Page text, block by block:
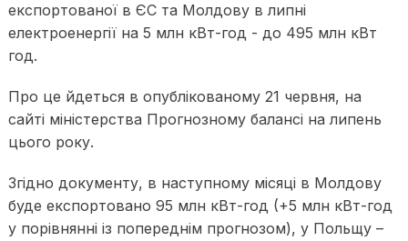
експортованої в ЄС та Молдову в липні
електроенергії на 5 млн кВт-год - до 495 млн кВт
год.
Про це йдеться в опублікованому 21 червня, на
сайті міністерства Прогнозному балансі на липень
цього року.
Згідно документу, в наступному місяці в Молдову
буде експортовано 95 млн кВт-год (+5 млн кВт-год
у порівнянні із попереднім прогнозом), у Польщу –